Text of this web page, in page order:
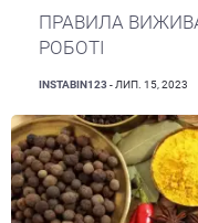
ПРАВИЛА
РОБОТІ
INSTABIN123 - ЛИП. 15, 2023